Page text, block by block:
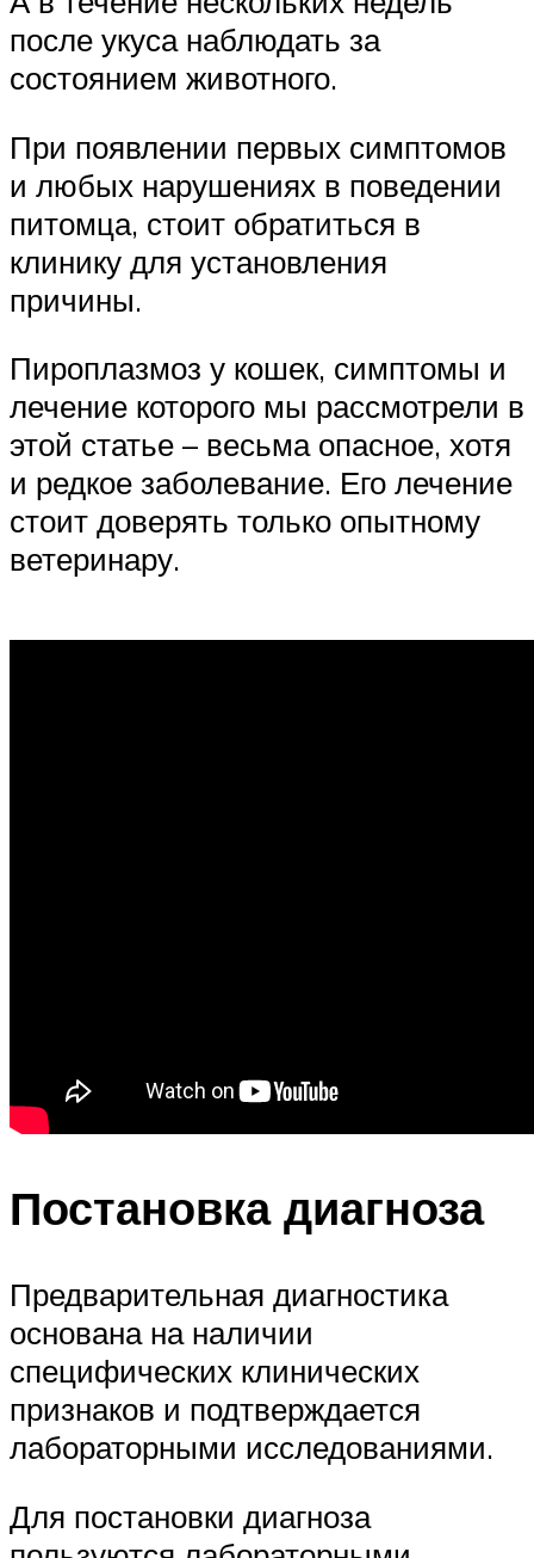
после укуса наблюдать за
состоянием животного.
При появлении первых симптомов
и любых нарушениях в поведении
питомца, стоит обратиться в
клинику для установления
причины.
Пироплазмоз у кошек, симптомы и
лечение которого мы рассмотрели в
этой статье – весьма опасное, хотя
и редкое заболевание. Его лечение
стоит доверять только опытному
ветеринару.
Постановка диагноза
Предварительная диагностика
основана на наличии
специфических клинических
признаков и подтверждается
лабораторными исследованиями.
Для постановки диагноза